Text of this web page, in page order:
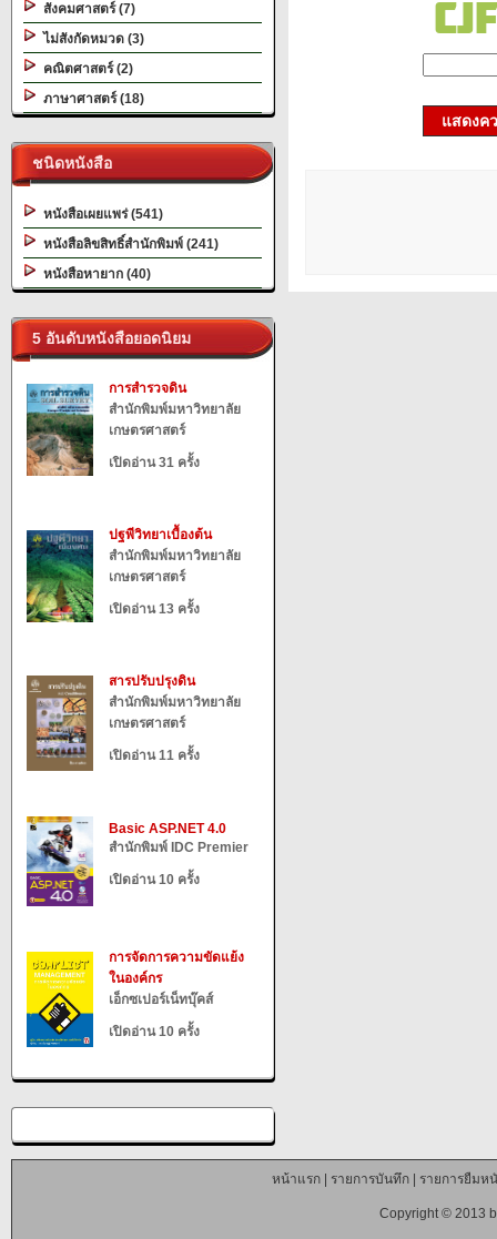
สังคมศาสตร์ (7)
ไม่สังกัดหมวด (3)
คณิตศาสตร์ (2)
ภาษาศาสตร์ (18)
ชนิดหนังสือ
หนังสือเผยแพร่ (541)
หนังสือลิขสิทธิ์สำนักพิมพ์ (241)
หนังสือหายาก (40)
5 อันดับหนังสือยอดนิยม
การสำรวจดิน
สำนักพิมพ์มหาวิทยาลัย
เกษตรศาสตร์
เปิดอ่าน 31 ครั้ง
ปฐพีวิทยาเบื้องต้น
สำนักพิมพ์มหาวิทยาลัย
เกษตรศาสตร์
เปิดอ่าน 13 ครั้ง
สารปรับปรุงดิน
สำนักพิมพ์มหาวิทยาลัย
เกษตรศาสตร์
เปิดอ่าน 11 ครั้ง
Basic ASP.NET 4.0
สำนักพิมพ์ IDC Premier
เปิดอ่าน 10 ครั้ง
การจัดการความขัดแย้ง
ในองค์กร
เอ็กซเปอร์เน็ทบุ๊คส์
เปิดอ่าน 10 ครั้ง
แสดงค
หน้าแรก| รายการบันทึก| รายการยืมห
Copyright © 2013